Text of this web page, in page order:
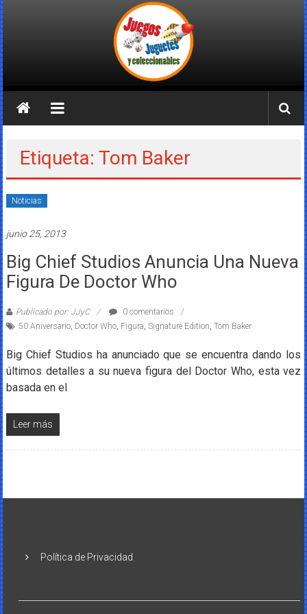
Saltar
al
contenido
Juegos
Juguetes
Coleccionables
Noticias
entretenimiento
para
coleccionistas.
Etiqueta: Tom Baker
Noticias
junio 25, 2013
Big Chief Studios Anuncia Una Nueva
Figura De Doctor Who
Publicado por: JJyC
0 comentarios
50 Aniversario, Doctor Who, Figura, Signature Edition, Tom Baker
Big Chief Studios ha anunciado que se encuentra dando los
últimos detalles a su nueva figura del Doctor Who, esta vez
basada en el
Leer más
Política de Privacidad